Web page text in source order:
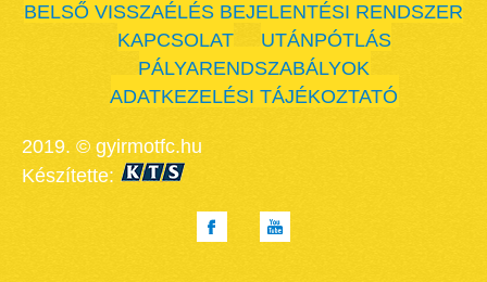
BELSŐ VISSZAÉLÉS BEJELENTÉSI RENDSZER
KAPCSOLAT
UTÁNPÓTLÁS
PÁLYARENDSZABÁLYOK
ADATKEZELÉSI TÁJÉKOZTATÓ
2019. © gyirmotfc.hu
Készítette: